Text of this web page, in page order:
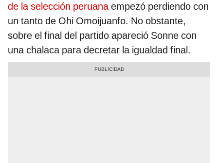
de la selección peruanaempezó perdiendo con
un tanto de Ohi Omoijuanfo. No obstante,
sobre el final del partido apareció Sonne con
una chalaca para decretar la igualdad final.